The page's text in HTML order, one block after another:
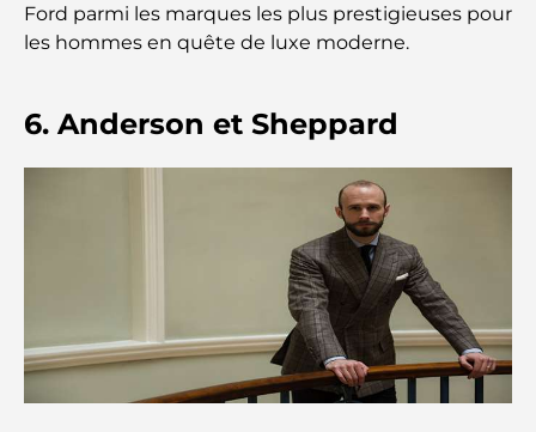
Plateformes de trading aux Émirats arabes unis :
un guide pour les investisseurs modernes
détente se rencontrent
Les meilleures écoles IB à Dubaï : un guide
Plan directeur de Dubai Hills : une vision pour la
vie communautaire moderne
Restaurant de l'Opéra de Dubaï : Quand la
gastronomie rencontre la culture
Ford parmi les marques les plus prestigieuses pour
les hommes en quête de luxe moderne.
6. Anderson et Sheppard